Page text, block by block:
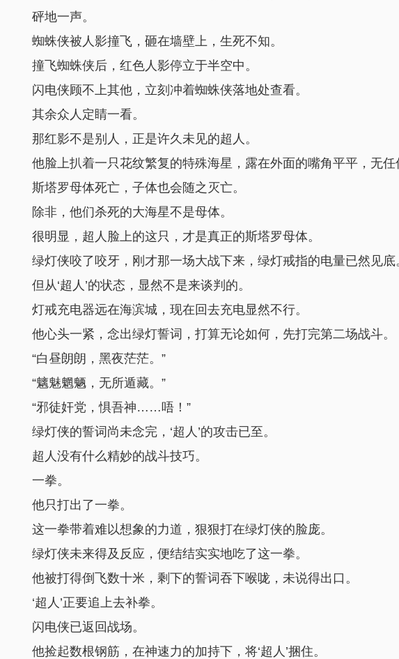
砰地一声。
蜘蛛侠被人影撞飞，砸在墙壁上，生死不知。
撞飞蜘蛛侠后，红色人影停立于半空中。
闪电侠顾不上其他，立刻冲着蜘蛛侠落地处查看。
其余众人定睛一看。
那红影不是别人，正是许久未见的超人。
他脸上扒着一只花纹繁复的特殊海星，露在外面的嘴角平平，无任
斯塔罗母体死亡，子体也会随之灭亡。
除非，他们杀死的大海星不是母体。
很明显，超人脸上的这只，才是真正的斯塔罗母体。
绿灯侠咬了咬牙，刚才那一场大战下来，绿灯戒指的电量已然见底
但从‘超人’的状态，显然不是来谈判的。
灯戒充电器远在海滨城，现在回去充电显然不行。
他心头一紧，念出绿灯誓词，打算无论如何，先打完第二场战斗。
“白昼朗朗，黑夜茫茫。”
“魑魅魍魉，无所遁藏。”
“邪徒奸党，惧吾神……唔！”
绿灯侠的誓词尚未念完，‘超人’的攻击已至。
超人没有什么精妙的战斗技巧。
一拳。
他只打出了一拳。
这一拳带着难以想象的力道，狠狠打在绿灯侠的脸庞。
绿灯侠未来得及反应，便结结实实地吃了这一拳。
他被打得倒飞数十米，剩下的誓词吞下喉咙，未说得出口。
‘超人’正要追上去补拳。
闪电侠已返回战场。
他捡起数根钢筋，在神速力的加持下，将‘超人’捆住。